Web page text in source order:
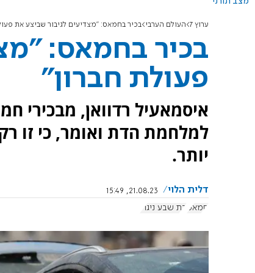
ערוץ 7 העולם הערבי בכיר בחמאס: "מצדיעים לגיבור שביצע את
בכיר בחמאס:
פעולת חברון"
איסמאעיל רדוואן, מבכירי
למלחמת הדת ואומר, כי זו
יותר.
דלית הלוי
21.08.23, 15:49
חמאס בת שבע ניגרי